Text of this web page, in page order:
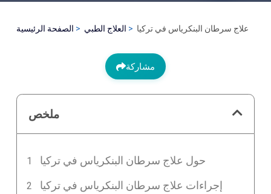
الصفحة الرئيسية العلاج الطبي علاج سرطان البنكرياس في تركيا
مشاركة
ملخص
حول علاج سرطان البنكرياس في تركيا
إجراءات علاج سرطان البنكرياس في تركيا